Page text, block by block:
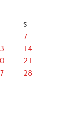
S
7
14
21
28